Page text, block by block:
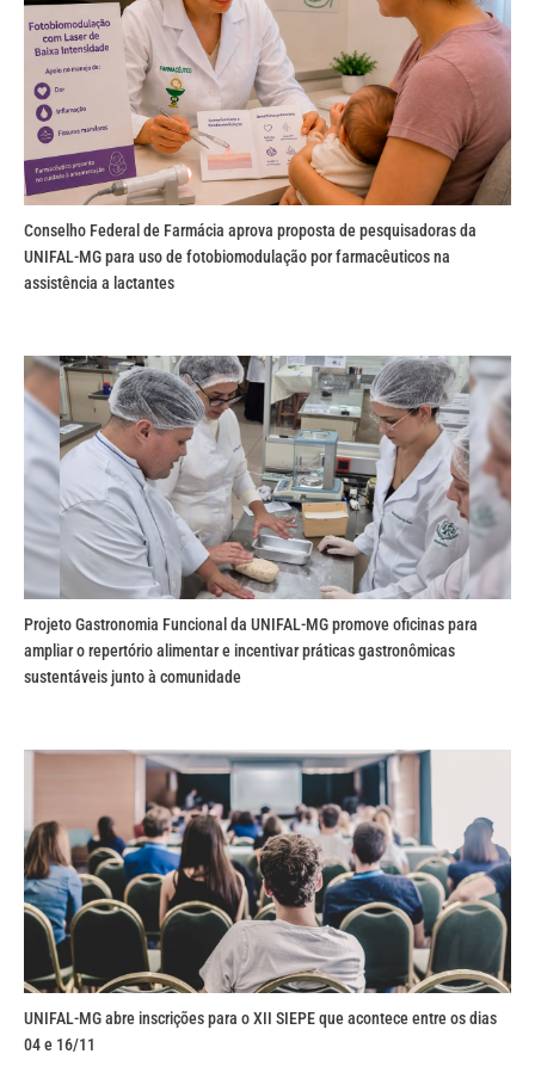
Conselho Federal de Farmácia aprova proposta de pesquisadoras da
UNIFAL-MG para uso de fotobiomodulação por farmacêuticos na
assistência a lactantes
Projeto Gastronomia Funcional da UNIFAL-MG promove oficinas para
ampliar o repertório alimentar e incentivar práticas gastronômicas
sustentáveis junto à comunidade
UNIFAL-MG abre inscrições para o XII SIEPE que acontece entre os dias
04 e 16/11